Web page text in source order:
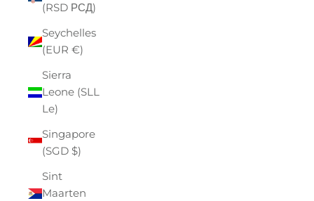
(RSD РСД)
Seychelles
(EUR €)
Sierra
Leone (SLL
Le)
Singapore
(SGD $)
Sint
Maarten